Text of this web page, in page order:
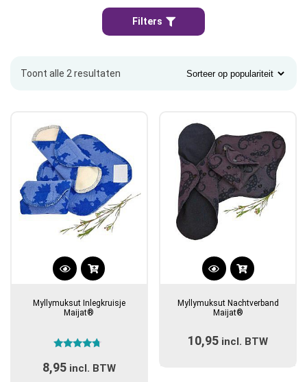
Filters
Toont alle 2 resultaten
Dit
heeft
variaties.
optie
Myllymuksut Inlegkruisje
Maijat®
4.50
uit 5
8,95 incl. BTW
Dit
heeft
variaties.
Myllymuksut Nachtverband
Maijat®
10,95 incl. BTW